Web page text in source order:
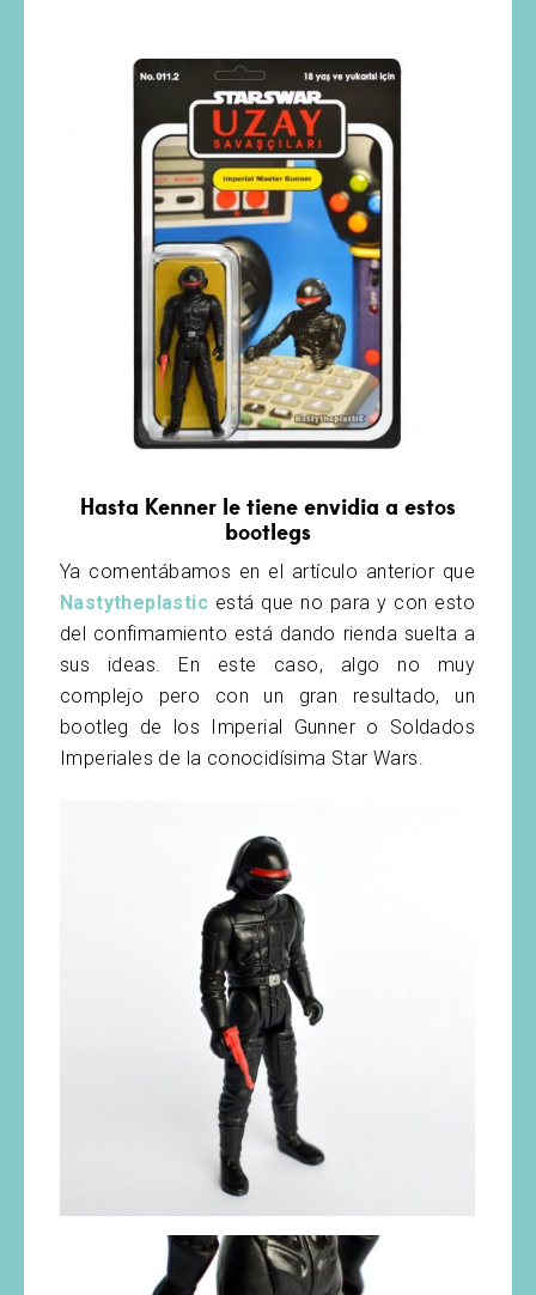
Hasta Kenner le tiene envidia a estos
bootlegs
Ya comentábamos en el artículo anterior que
Nastytheplastic está que no para y con esto
del confimamiento está dando rienda suelta a
sus ideas. En este caso, algo no muy
complejo pero con un gran resultado, un
bootleg de los Imperial Gunner o Soldados
Imperiales de la conocidísima Star Wars.